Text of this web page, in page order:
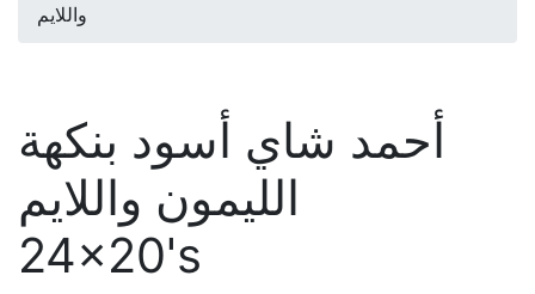
واللايم
أحمد شاي أسود بنكهة
الليمون واللايم
24x20's